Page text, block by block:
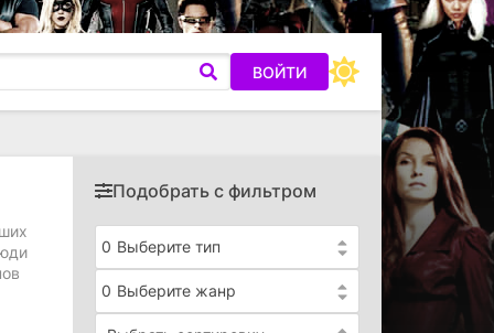
ВОЙТИ
Подобрать с фильтром
0 Выберите тип
0 Выберите жанр